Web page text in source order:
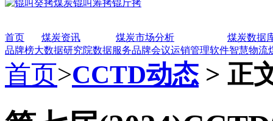
首页 煤炭资讯 煤炭市场分析
煤炭数据
品牌榜大数据研究院数据服务品牌会议运销管理软件智慧物流
首页>CCTD动态 > 正